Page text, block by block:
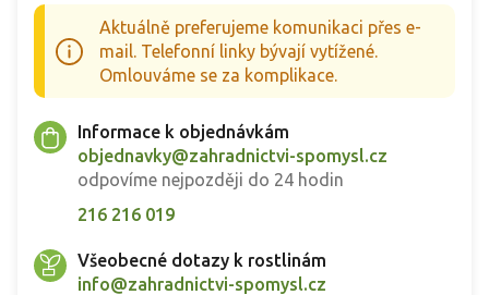
Aktuálně preferujeme komunikaci přes e-
mail. Telefonní linky bývají vytížené.
Omlouváme se za komplikace.
Informace k objednávkám
objednavky@zahradnictvi-spomysl.cz
odpovíme nejpozději do 24 hodin
216 216 019
Všeobecné dotazy k rostlinám
info@zahradnictvi-spomysl.cz